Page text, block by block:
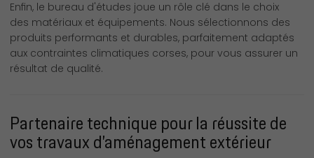
Enfin, le bureau d'études joue un rôle clé dans le choix
des matériaux et équipements. Nous sélectionnons des
produits performants et durables, parfaitement adaptés
aux contraintes climatiques corses, pour vous assurer un
résultat de qualité.
Partenaire technique pour la réussite de
vos travaux d’aménagement extérieur